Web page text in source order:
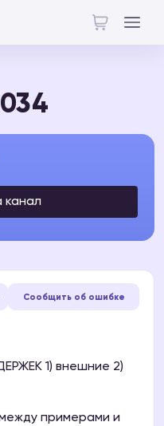
канал
Сообщить об ошибке
1) внешние 2)
примерами и